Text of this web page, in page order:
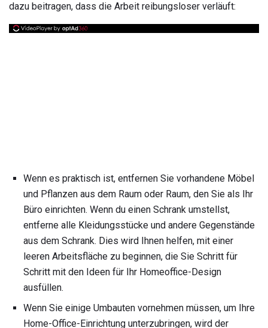
dazu beitragen, dass die Arbeit reibungsloser verläuft:
Wenn es praktisch ist, entfernen Sie vorhandene Möbel
und Pflanzen aus dem Raum oder Raum, den Sie als Ihr
Büro einrichten. Wenn du einen Schrank umstellst,
entferne alle Kleidungsstücke und andere Gegenstände
aus dem Schrank. Dies wird Ihnen helfen, mit einer
leeren Arbeitsfläche zu beginnen, die Sie Schritt für
Schritt mit den Ideen für Ihr Homeoffice-Design
ausfüllen.
Wenn Sie einige Umbauten vornehmen müssen, um Ihre
Home-Office-Einrichtung unterzubringen, wird der